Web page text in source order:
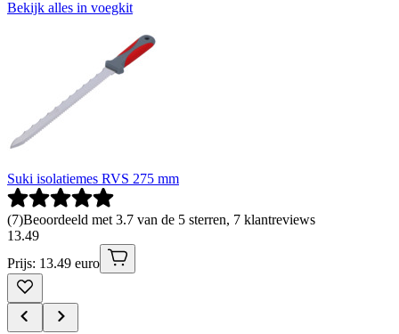
Bekijk alles in voegkit
Suki isolatiemes RVS 275 mm
(7)Beoordeeld met 3.7 van de 5 sterren, 7 klantreviews
13.49
Prijs: 13.49 euro